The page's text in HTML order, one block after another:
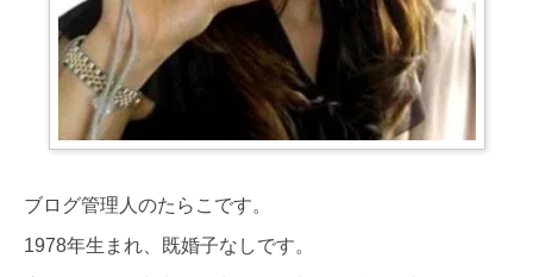
ブログ管理人のたらこです。
1978年生まれ、既婚子なしです。